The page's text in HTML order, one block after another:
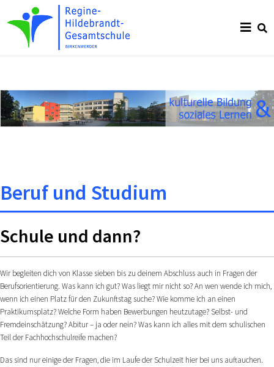
Beruf und Studium
Schule und dann?
Wir begleiten dich von Klasse sieben bis zu deinem Abschluss auch in Fragen der
Berufsorientierung. Was kann ich gut? Was liegt mir nicht so? An wen wende ich mich,
wenn ich einen Platz für den Zukunftstag suche? Wie komme ich an einen
Praktikumsplatz? Welche Form haben Bewerbungen heutzutage? Selbst- und
Fremdeinschätzung? Abitur – ja oder nein? Was kann ich alles mit dem schulischen
Teil der Fachhochschulreife machen?
Das sind nur einige der Fragen, die im Laufe der Schulzeit hier bei uns auftauchen.